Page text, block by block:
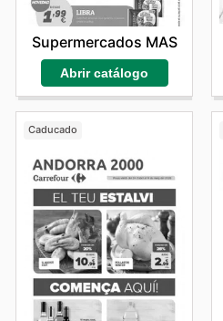
Supermercados MAS
Abrir catálogo
Caducado